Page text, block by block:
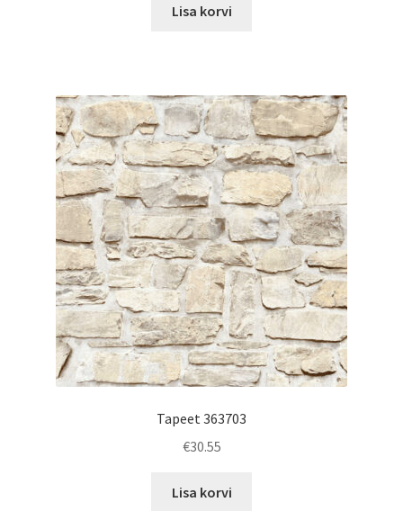
Lisa korvi
Tapeet 363703
€30.55
Lisa korvi